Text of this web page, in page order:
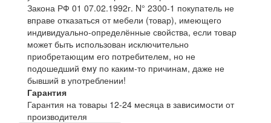
Закона РФ 01 07.02.1992г. N° 2300-1 покупатель не
вправе отказаться от мебели (товар), имеющего
индивидуально-определённые свойства, если товар
может быть использован исключительно
приобретающим его потребителем, но не
подошедший eмy по каким-то причинам, даже не
бывший в употреблении!
Гарантия
Гарантия на товары 12-24 месяца в зависимости от
производителя